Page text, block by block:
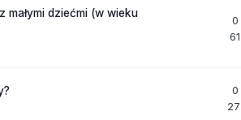
małymi dziećmi (w wieku
0
61
0
27